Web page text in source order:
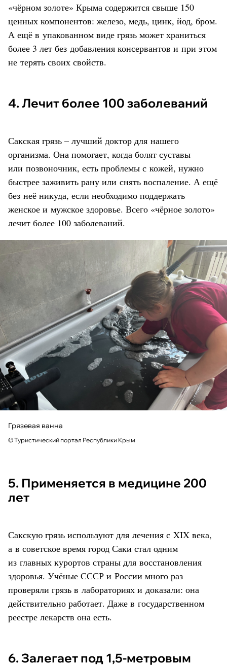
«чёрном золоте» Крыма содержится свыше 150
ценных компонентов: железо, медь, цинк, йод, бром.
А ещё в упакованном виде грязь может храниться
более 3 лет без добавления консервантов и при этом
не терять своих свойств.
4. Лечит более 100 заболеваний
Сакская грязь – лучший доктор для нашего
организма. Она помогает, когда болят суставы
или позвоночник, есть проблемы с кожей, нужно
быстрее заживить рану или снять воспаление. А ещё
без неё никуда, если необходимо поддержать
женское и мужское здоровье. Всего «чёрное золото»
лечит более 100 заболеваний.
Грязевая ванна
© Туристический портал Республики Крым
5. Применяется в медицине 200
лет
Сакскую грязь используют для лечения с XIX века,
а в советское время город Саки стал одним
из главных курортов страны для восстановления
здоровья. Учёные СССР и России много раз
проверяли грязь в лабораториях и доказали: она
действительно работает. Даже в государственном
реестре лекарств она есть.
6. Залегает под 1,5-метровым